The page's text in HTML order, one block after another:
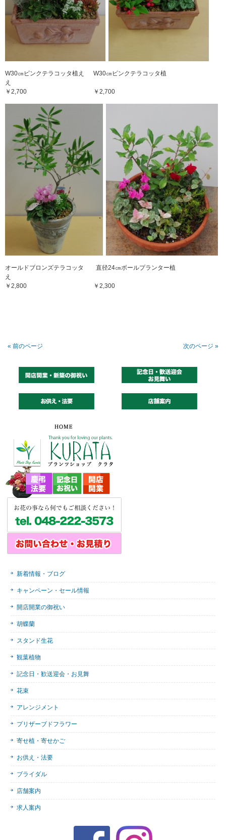
W30㎝ピンクテラコッタ植え W30㎝ピンクテラコッタ植
え
￥2,700 ￥2,700
オールドブロンズテラコッタ 直径24㎝ボールプランター植
え
￥2,800 ￥2,300
« 前のページ 次のページ »
新着情報・ブログ
キャンペーン・セール情報
開店開業の御祝い
胡蝶蘭
スタンド生花
観葉植物
記念日・歓送迎会・お見舞
花束
アレンジメント
プリザーブドフラワー
寄せ植・寄せかご
お供え・法要
ブライダル
店舗案内
求人案内